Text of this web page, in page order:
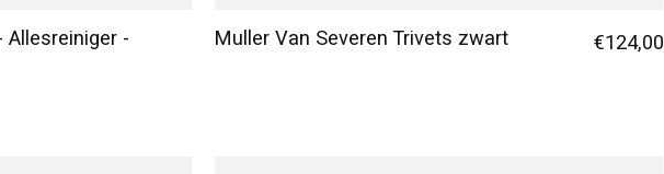
Allesreiniger - Muller Van Severen Trivets zwart €124,00